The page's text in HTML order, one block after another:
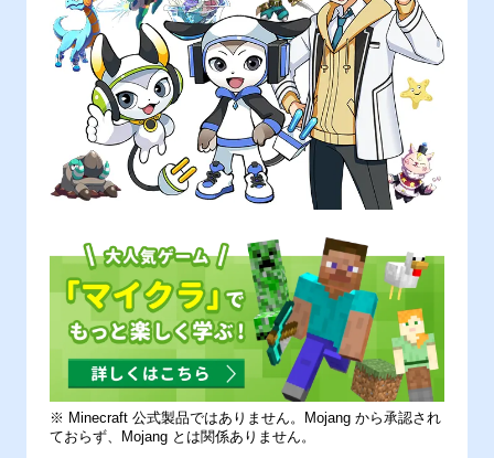
※ Minecraft 公式製品ではありません。Mojang から承認され
ておらず、Mojang とは関係ありません。